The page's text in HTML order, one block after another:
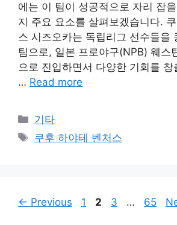
에는 이 팀이 성공적으로 자리 잡
지 주요 요소를 살펴보겠습니다.
스 시즈오카는 독립리그 선수들을
팀으로, 일본 프로야구(NPB) 웨스
으로 진입하면서 다양한 기회를 창
… Read more
Categories
기타
Tags
쿠후 하야테 벤처스
← Previous Page
1 Page
2 Page
3 … Page
65